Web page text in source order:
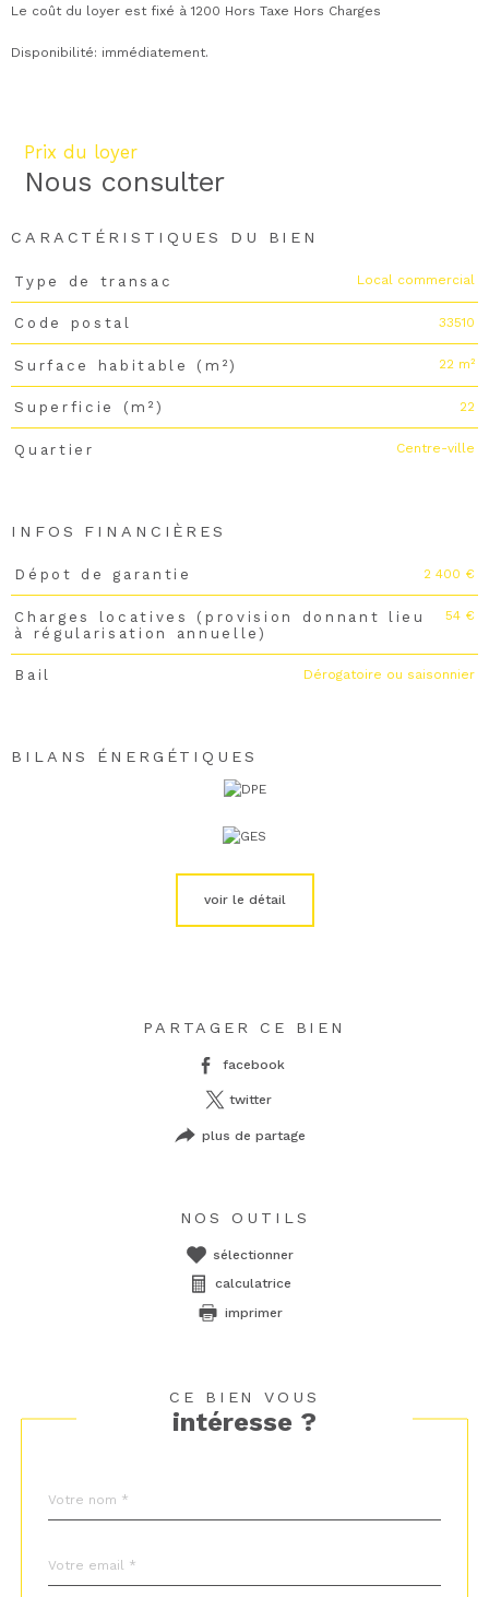
Le coût du loyer est fixé à 1200 Hors Taxe Hors Charges
Disponibilité: immédiatement.
Prix du loyer
Nous consulter
CARACTÉRISTIQUES DU BIEN
Caractéristiques Valeurs
Type de transac Local commercial
Code postal 33510
Surface habitable (m²) 22 m²
Superficie (m²) 22
Quartier Centre-ville
INFOS FINANCIÈRES
Caractéristiques Valeurs
Dépot de garantie 2 400 €
Charges locatives (provision donnant lieu
à régularisation annuelle)
54 €
Bail Dérogatoire ou saisonnier
BILANS ÉNERGÉTIQUES
voir le détail
PARTAGER CE BIEN
facebook
twitter
plus de partage
NOS OUTILS
sélectionner
calculatrice
imprimer
CE BIEN VOUS
intéresse ?
*
*